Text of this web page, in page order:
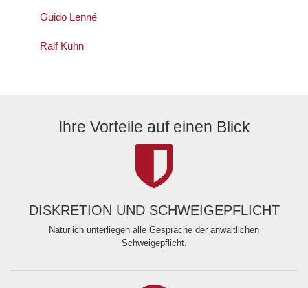
Guido Lenné
Ralf Kuhn
Ihre Vorteile auf einen Blick
DISKRETION UND SCHWEIGEPFLICHT
Natürlich unterliegen alle Gespräche der anwaltlichen
Schweigepflicht.